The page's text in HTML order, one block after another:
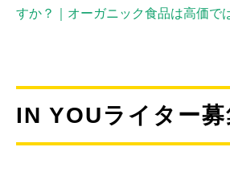
すか？｜オーガニック食品は高価で
IN YOUライター募